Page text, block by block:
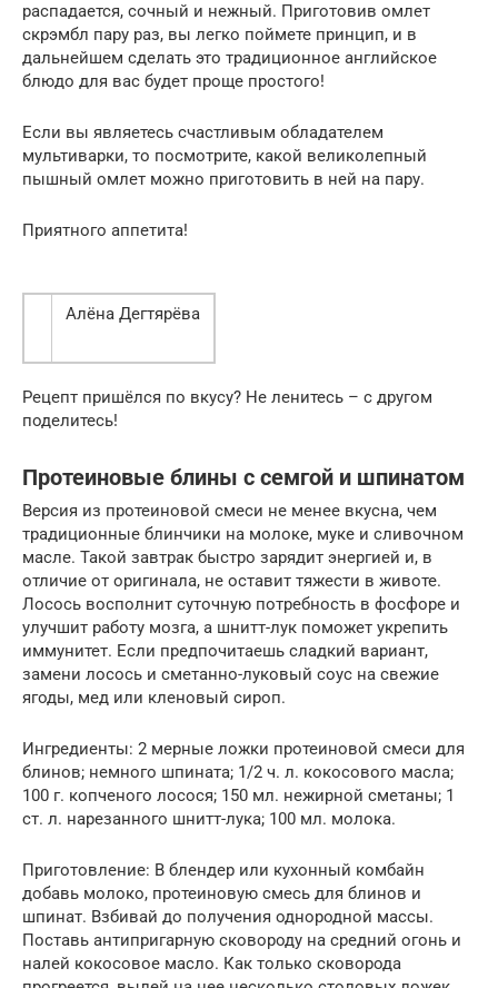
распадается, сочный и нежный. Приготовив омлет
скрэмбл пару раз, вы легко поймете принцип, и в
дальнейшем сделать это традиционное английское
блюдо для вас будет проще простого!
Если вы являетесь счастливым обладателем
мультиварки, то посмотрите, какой великолепный
пышный омлет можно приготовить в ней на пару.
Приятного аппетита!
Алёна Дегтярёва
Рецепт пришёлся по вкусу? Не ленитесь – с другом
поделитесь!
Протеиновые блины с семгой и шпинатом
Версия из протеиновой смеси не менее вкусна, чем
традиционные блинчики на молоке, муке и сливочном
масле. Такой завтрак быстро зарядит энергией и, в
отличие от оригинала, не оставит тяжести в животе.
Лосось восполнит суточную потребность в фосфоре и
улучшит работу мозга, а шнитт-лук поможет укрепить
иммунитет. Если предпочитаешь сладкий вариант,
замени лосось и сметанно-луковый соус на свежие
ягоды, мед или кленовый сироп.
Ингредиенты: 2 мерные ложки протеиновой смеси для
блинов; немного шпината; 1/2 ч. л. кокосового масла;
100 г. копченого лосося; 150 мл. нежирной сметаны; 1
ст. л. нарезанного шнитт-лука; 100 мл. молока.
Приготовление: В блендер или кухонный комбайн
добавь молоко, протеиновую смесь для блинов и
шпинат. Взбивай до получения однородной массы.
Поставь антипригарную сковороду на средний огонь и
налей кокосовое масло. Как только сковорода